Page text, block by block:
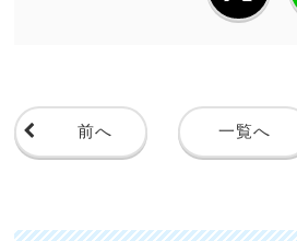
前へ 一覧へ